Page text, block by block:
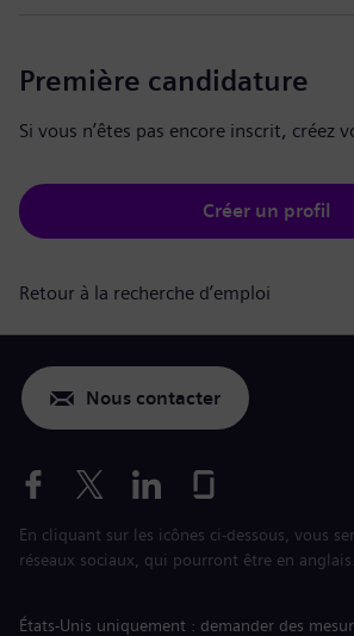
Première candidature
Si vous n’êtes pas encore inscrit, créez
Créer un profil
Retour à la recherche d’emploi
Nous contacter
En cliquant sur les icônes ci-dessous, vous
réseaux sociaux, qui pourront être en anglais.
États-Unis uniquement : demander des